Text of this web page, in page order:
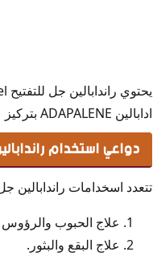
التداخلات الدوائية مع
راندابالين مع
الفرق بين اكرتين
راندابالين ولا اكرتين
خلط اكرتين مع راندابالين
راندابالين والحمل
راندابالين والرضاعة
طريقة استخدام راندابالين
يحتوي راندابالين جل للتفتيح Randapalene gel علي المادة الفعالة المكونات:
ادابالين ADAPALENE بتركيز 0.1 %.
دواعي استخدام
تتعدد اسخدامات راندابالين
علاج الحبوب والرؤوس
علاج البقع والبثور.